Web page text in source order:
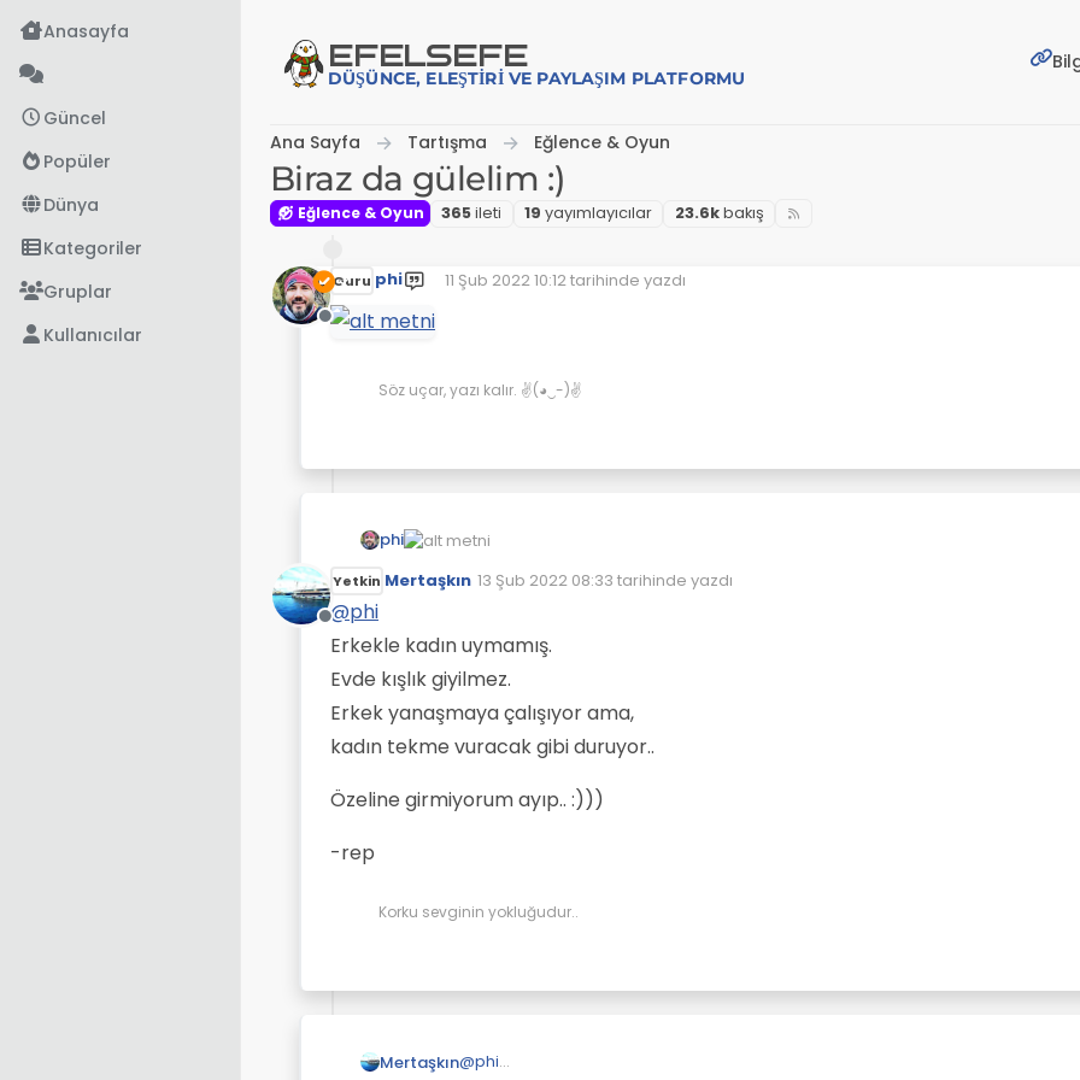
İçeriğe atla
Anasayfa
Güncel
Popüler
Dünya
Kategoriler
Gruplar
Kullanıcılar
EFELSEFE
DÜŞÜNCE, ELEŞTIRI VE PAYLAŞIM PLATFORMU
Ana Sayfa Tartışma Eğlence & Oyun
Biraz da gülelim :)
Eğlence & Oyun 365i̇leti 19 yayımlayıcılar 23.6k bakış
Çevrimdışı
Guru phi 11 Şub 2022 10:12tarihinde yazdı
Son düzenleyen:
Söz uçar, yazı kalır. ✌(◕‿-)✌
phi
Çevrimdışı
Yetkin Mertaşkın 13 Şub 2022 08:33 tarihinde yazdı
Son düzenleyen:
@phi
Erkekle kadın uymamış.
Evde kışlık giyilmez.
Erkek yanaşmaya çalışıyor ama,
kadın tekme vuracak gibi duruyor..
Özeline girmiyorum ayıp.. :)))
-rep
Korku sevginin yokluğudur..
Mertaşkın@phi